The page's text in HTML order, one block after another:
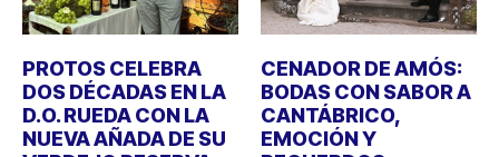
PROTOS CELEBRA
DOS DÉCADAS EN LA
D.O. RUEDA CON LA
NUEVA AÑADA DE SU
CENADOR DE AMÓS:
BODAS CON SABOR A
CANTÁBRICO,
EMOCIÓN Y